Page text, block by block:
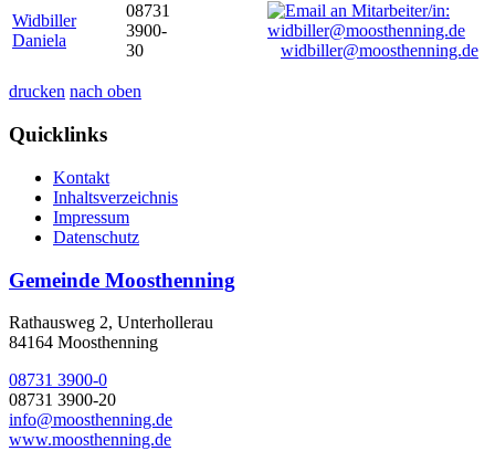
Widbiller
Daniela
08731
3900-
30
widbiller@moosthenning.de
drucken nach oben
Quicklinks
Kontakt
Inhaltsverzeichnis
Impressum
Datenschutz
Gemeinde Moosthenning
Rathausweg 2, Unterhollerau
84164 Moosthenning
08731 3900-0
08731 3900-20
info@moosthenning.de
www.moosthenning.de